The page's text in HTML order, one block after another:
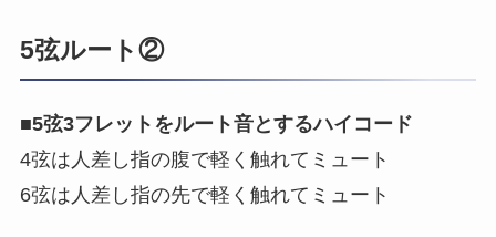
5弦ルート②
■5弦3フレットをルート音とするハイコード
4弦は人差し指の腹で軽く触れてミュート
6弦は人差し指の先で軽く触れてミュート